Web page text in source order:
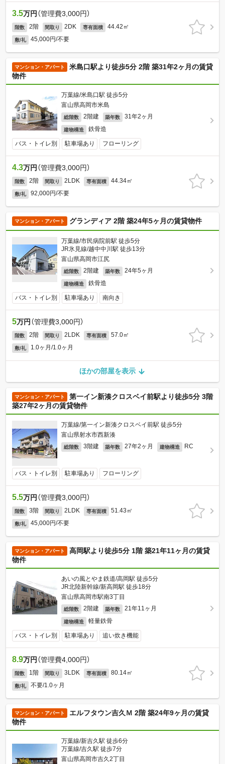
3.5万円 （管理費3,000円）
階数 2階 間取り 2DK 専有面積 44.42㎡
敷/礼 45,000円/不要
マンション・アパート
米島口駅より徒歩5分 2階 築31年2ヶ月の賃貸
物件
万葉線/米島口駅 徒歩5分
富山県高岡市米島
総階数 2階建 築年数 31年2ヶ月
建物構造 鉄骨造
バス・トイレ別 駐車場あり フローリング
4.3万円 （管理費3,000円）
階数 2階 間取り 2LDK 専有面積 44.34㎡
敷/礼 92,000円/不要
マンション・アパート グランディア 2階 築24年5ヶ月の賃貸物件
万葉線/市民病院前駅 徒歩5分
JR氷見線/越中中川駅 徒歩13分
富山県高岡市江尻
総階数 2階建 築年数 24年5ヶ月
建物構造 鉄骨造
バス・トイレ別 駐車場あり 南向き
5万円 （管理費3,000円）
階数 2階 間取り 2LDK 専有面積 57.0㎡
敷/礼 1.0ヶ月/1.0ヶ月
ほかの部屋を表示
マンション・アパート
第一イン新湊クロスベイ前駅より徒歩5分 3階
築27年2ヶ月の賃貸物件
万葉線/第一イン新湊クロスベイ前駅 徒歩5分
富山県射水市西新湊
総階数 3階建 築年数 27年2ヶ月 建物構造 RC
バス・トイレ別 駐車場あり フローリング
5.5万円 （管理費3,000円）
階数 3階 間取り 2LDK 専有面積 51.43㎡
敷/礼 45,000円/不要
マンション・アパート
高岡駅より徒歩5分 1階 築21年11ヶ月の賃貸
物件
あいの風とやま鉄道/高岡駅 徒歩5分
JR北陸新幹線/新高岡駅 徒歩18分
富山県高岡市駅南3丁目
総階数 2階建 築年数 21年11ヶ月
建物構造 軽量鉄骨
バス・トイレ別 駐車場あり 追い炊き機能
8.9万円 （管理費4,000円）
階数 1階 間取り 3LDK 専有面積 80.14㎡
敷/礼 不要/1.0ヶ月
マンション・アパート
エルフタウン吉久Ｍ 2階 築24年9ヶ月の賃貸
物件
万葉線/新吉久駅 徒歩6分
万葉線/吉久駅 徒歩7分
富山県高岡市吉久2丁目